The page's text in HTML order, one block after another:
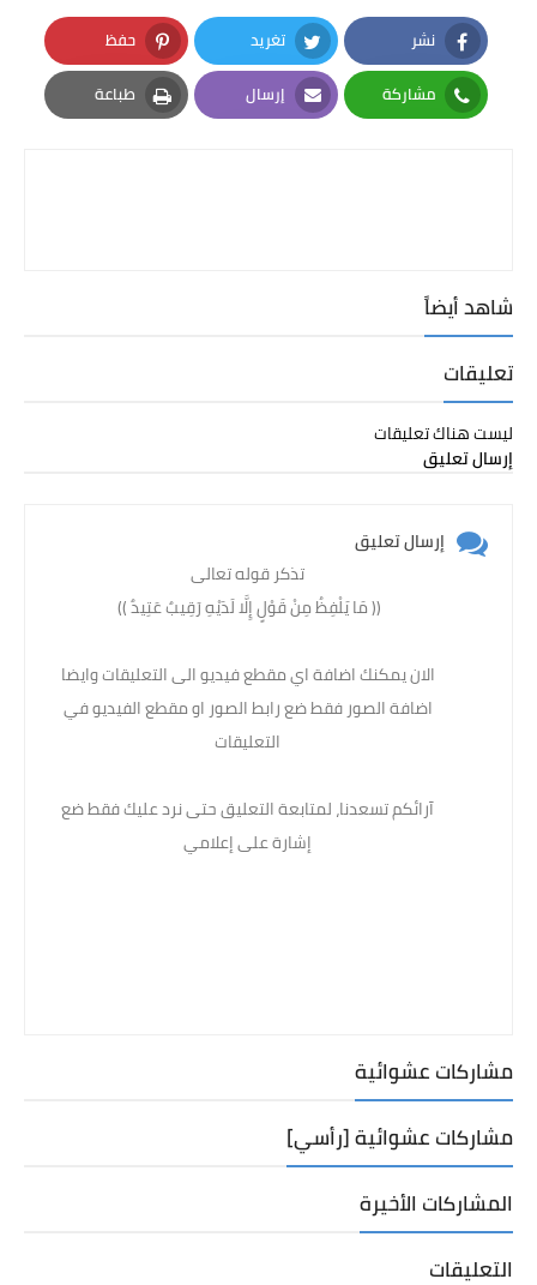
نشر
Facebook
تغريد
Twitter
حفظ
Pinterest
مشاركة
Whatsapp
إرسال
Email
طباعة
Print
شاهد أيضاً
تعليقات
ليست هناك تعليقات
إرسال تعليق
إرسال تعليق
تذكر قوله تعالى
(( مَا يَلْفِظُ مِنْ قَوْلٍ إِلَّا لَدَيْهِ رَقِيبٌ عَتِيدٌ )) ‏
الان يمكنك اضافة اي مقطع فيديو الى التعليقات وايضا
اضافة الصور فقط ضع رابط الصور او مقطع الفيديو في
التعليقات
آرائكم تسعدنا، لمتابعة التعليق حتى نرد عليك فقط ضع
إشارة على إعلامي
مشاركات عشوائية
مشاركات عشوائية [رأسي]
المشاركات الأخيرة
التعليقات